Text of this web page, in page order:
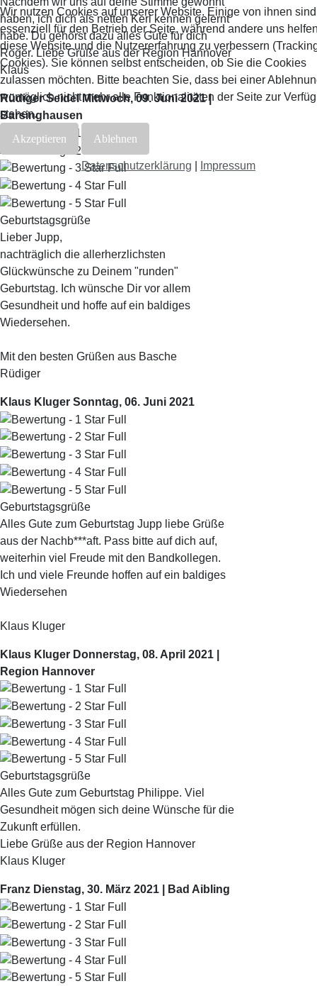
haben, ich dich als netten Kerl kennen gelernt
habe. Du gehörst dazu alles Gute für dich
Roger. Liebe Grüße aus der Region Hannover
Klaus
Rüdiger SeidelMittwoch, 09. Juni 2021 |
Barsinghausen
Geburtstagsgrüße
Lieber Jupp,
nachträglich die allerherzlichsten
Glückwünsche zu Deinem "runden"
Geburtstag. Ich wünsche Dir vor allem
Gesundheit und hoffe auf ein baldiges
Wiedersehen.
Mit den besten Grüßen aus Basche
Rüdiger
Klaus Kluger Sonntag, 06. Juni 2021
Geburtstagsgrüße
Alles Gute zum Geburtstag Jupp liebe Grüße
aus der Nachb***aft. Pass bitte auf dich auf,
weiterhin viel Freude mit den Bandkollegen.
Ich und viele Freunde hoffen auf ein baldiges
Wiedersehen
Klaus Kluger
Klaus Kluger Donnerstag, 08. April 2021 |
Region Hannover
Geburtstagsgrüße
Alles Gute zum Geburtstag Philippe. Viel
Gesundheit mögen sich deine Wünsche für die
Zukunft erfüllen.
Liebe Grüße aus der Region Hannover
Klaus Kluger
Franz Dienstag, 30. März 2021 | Bad Aibling
Wir nutzen Cookies auf unserer Website. Einige von ihnen sind
essenziell für den Betrieb der Seite, während andere uns
diese Website und die Nutzererfahrung zu verbessern
Cookies). Sie können selbst entscheiden, ob Sie die Cookies
zulassen möchten. Bitte beachten Sie, dass bei einer
womöglich nicht mehr alle Funktionalitäten der Seite zur
stehen.
Akzeptieren Ablehnen
Datenschutzerklärung Impressum